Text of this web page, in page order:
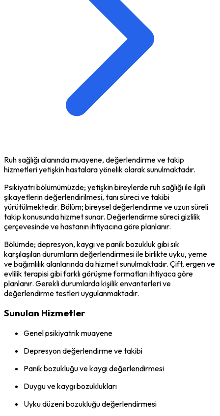
Ruh sağlığı alanında muayene, değerlendirme ve takip
hizmetleri yetişkin hastalara yönelik olarak sunulmaktadır.
Psikiyatri bölümümüzde; yetişkin bireylerde ruh sağlığı ile ilgili
şikayetlerin değerlendirilmesi, tanı süreci ve takibi
yürütülmektedir. Bölüm; bireysel değerlendirme ve uzun süreli
takip konusunda hizmet sunar. Değerlendirme süreci gizlilik
çerçevesinde ve hastanın ihtiyacına göre planlanır.
Bölümde; depresyon, kaygı ve panik bozukluk gibi sık
karşılaşılan durumların değerlendirmesi ile birlikte uyku, yeme
ve bağımlılık alanlarında da hizmet sunulmaktadır. Çift, ergen ve
evlilik terapisi gibi farklı görüşme formatları ihtiyaca göre
planlanır. Gerekli durumlarda kişilik envanterleri ve
değerlendirme testleri uygulanmaktadır.
Sunulan Hizmetler
Genel psikiyatrik muayene
Depresyon değerlendirme ve takibi
Panik bozukluğu ve kaygı değerlendirmesi
Duygu ve kaygı bozuklukları
Uyku düzeni bozukluğu değerlendirmesi